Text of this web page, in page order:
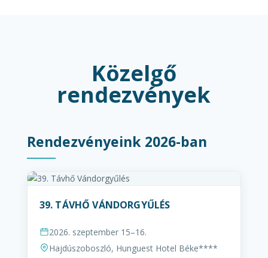
Közelgő
rendezvények
Rendezvényeink 2026-ban
39. TÁVHŐ VÁNDORGYŰLÉS
2026. szeptember 15–16.
Hajdúszoboszló, Hunguest Hotel Béke****